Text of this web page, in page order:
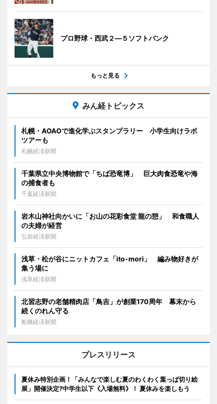
プロ野球・西武２―５ソフトバンク
もっと見る
みん経トピックス
札幌・AOAOで進化学ぶスタンプラリー 小学生向けラボ
ツアーも
札幌経済新聞
千葉県立中央博物館で「ちば恐竜博」 巨大肉食恐竜や海
の捕食者も
千葉経済新聞
岩木山神社向かいに「お山の花彩食堂 龍の憩」 和食職人
の夫婦が経営
弘前経済新聞
浅草・松が谷にニットカフェ「ito-mori」 編み物好きが
集う場に
浅草経済新聞
北習志野の老舗精肉店「鳥吉」が創業170周年 幕末から
続くのれん守る
船橋経済新聞
プレスリリース
夏休み特別企画！「みんなで楽しむ夏のわくわく葉っぱ切り絵
展」開催決定?中学生以下《入場無料》！ 夏休みを楽しもう